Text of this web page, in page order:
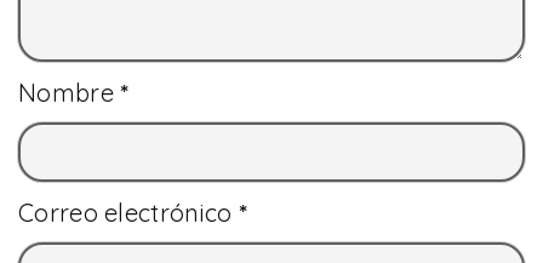
Nombre*
Correo electrónico *